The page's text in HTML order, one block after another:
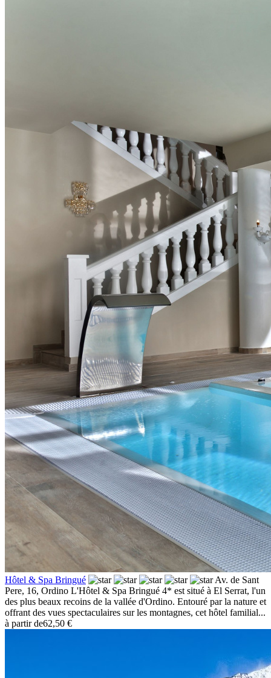
Hôtel & Spa Bringué
Av. de Sant
Pere, 16, Ordino L'Hôtel & Spa Bringué 4* est situé à El Serrat, l'un
des plus beaux recoins de la vallée d'Ordino. Entouré par la nature et
offrant des vues spectaculaires sur les montagnes, cet hôtel familial...
à partir de62,50 €